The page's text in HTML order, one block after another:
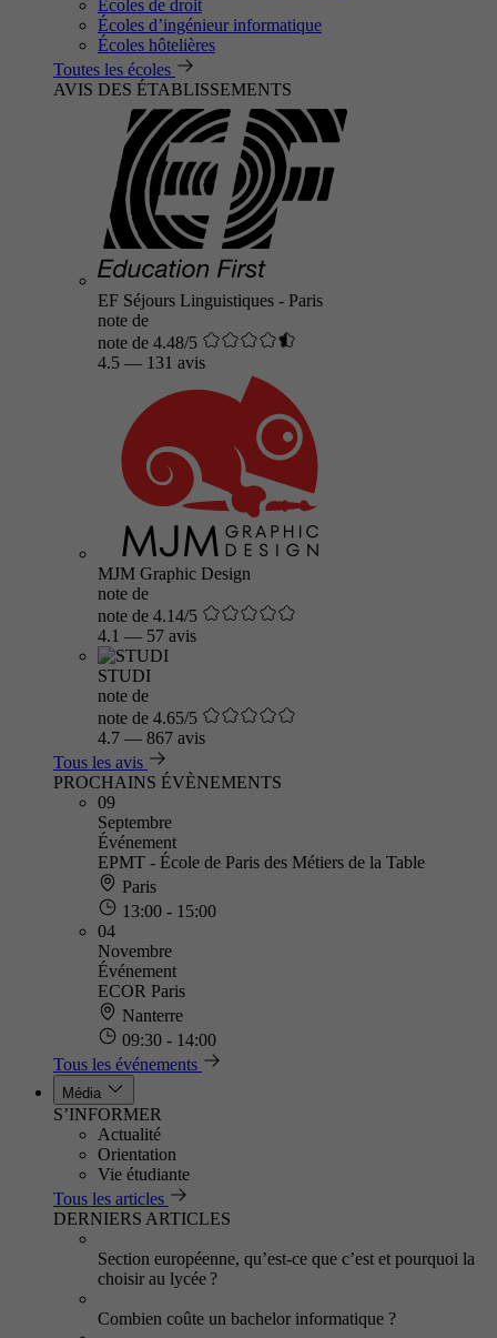
Écoles de droit
Écoles d’ingénieur informatique
Écoles hôtelières
Toutes les écoles
AVIS DES ÉTABLISSEMENTS
EF Séjours Linguistiques - Paris
note de
note de 4.48/5
4.5 — 131 avis
MJM Graphic Design
note de
note de 4.14/5
4.1 — 57 avis
STUDI
note de
note de 4.65/5
4.7 — 867 avis
Tous les avis
PROCHAINS ÉVÈNEMENTS
09
Septembre
Événement
EPMT - École de Paris des Métiers de la Table
Paris
13:00 - 15:00
04
Novembre
Événement
ECOR Paris
Nanterre
09:30 - 14:00
Tous les événements
Média
S’INFORMER
Actualité
Orientation
Vie étudiante
Tous les articles
DERNIERS ARTICLES
Section européenne, qu’est-ce que c’est et pourquoi la
choisir au lycée ?
Combien coûte un bachelor informatique ?